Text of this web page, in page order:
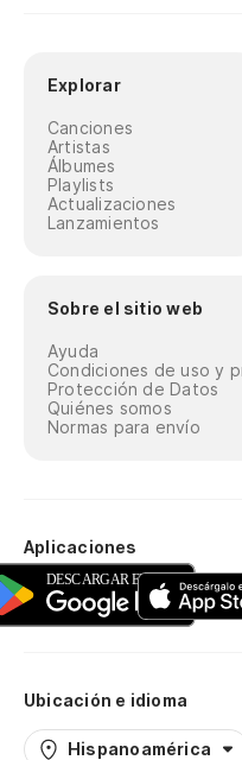
Explorar
Canciones
Artistas
Álbumes
Playlists
Actualizaciones
Lanzamientos
Sobre el sitio web
Ayuda
Condiciones de uso y
Protección de Datos
Quiénes somos
Normas para envío
Aplicaciones
Ubicación e idioma
Hispanoamérica